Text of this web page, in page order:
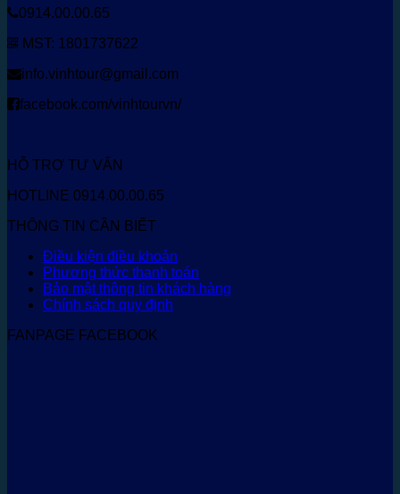
0914.00.00.65
MST: 1801737622
info.vinhtour@gmail.com
facebook.com/vinhtourvn/
HỖ TRỢ TƯ VẤN
HOTLINE 0914.00.00.65
THÔNG TIN CẦN BIẾT
Điều kiện điều khoản
Phương thức thanh toán
Bảo mật thông tin khách hàng
Chính sách quy định
FANPAGE FACEBOOK